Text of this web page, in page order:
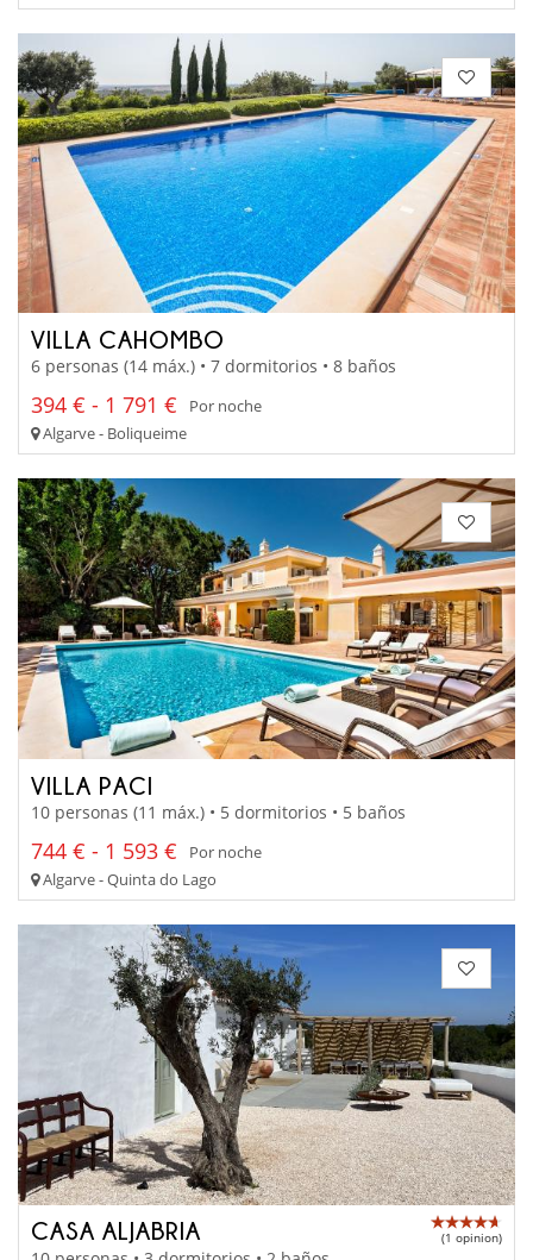
VILLA CAHOMBO
6 personas (14 máx.) • 7 dormitorios • 8 baños
394 € - 1 791 €
Por noche
Algarve - Boliqueime
VILLA PACI
10 personas (11 máx.) • 5 dormitorios • 5 baños
744 € - 1 593 €
Por noche
Algarve - Quinta do Lago
CASA ALJABRIA (1 opinion)